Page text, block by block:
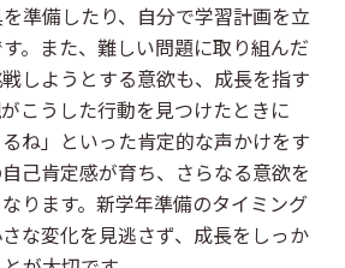
準備したり、自分で学習計画を立
。また、難しい問題に取り組んだ
しようとする意欲も、成長を指す
こうした行動を見つけたときに
ね」といった肯定的な声かけをす
己肯定感が育ち、さらなる意欲を
ります。新学年準備のタイミング
な変化を見逃さず、成長をしっか